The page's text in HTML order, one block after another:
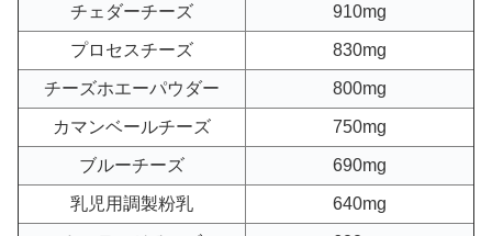
チェダーチーズ 910mg
プロセスチーズ 830mg
チーズホエーパウダー 800mg
カマンベールチーズ 750mg
ブルーチーズ 690mg
乳児用調製粉乳 640mg